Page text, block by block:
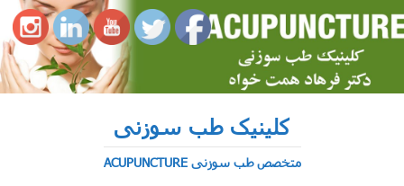
کلینیک طب سوزنی
متخصص طب سوزنی ACUPUNCTURE